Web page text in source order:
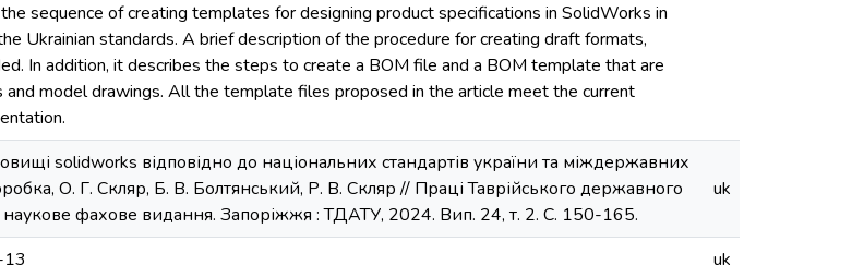
sequence of creating templates for designing product specifications in SolidWorks in
Ukrainian standards. A brief description of the procedure for creating draft formats,
In addition, it describes the steps to create a BOM file and a BOM template that are
model drawings. All the template files proposed in the article meet the current
solidworks відповідно до національних стандартів україни та міждержавних
О. Г. Скляр, Б. В. Болтянський, Р. В. Скляр // Праці Таврійського державного
: наукове фахове видання. Запоріжжя : ТДАТУ, 2024. Вип. 24, т. 2. С. 150-165.
uk
uk